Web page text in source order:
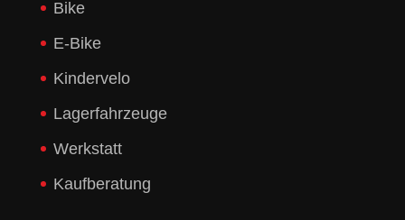
Bike
E-Bike
Kindervelo
Lagerfahrzeuge
Werkstatt
Kaufberatung